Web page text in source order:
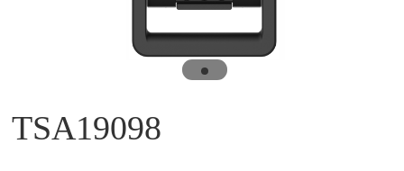
TSA19098